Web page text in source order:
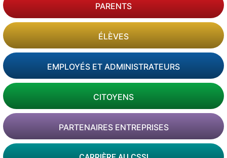
PARENTS
ÉLÈVES
EMPLOYÉS ET ADMINISTRATEURS
CITOYENS
PARTENAIRES ENTREPRISES